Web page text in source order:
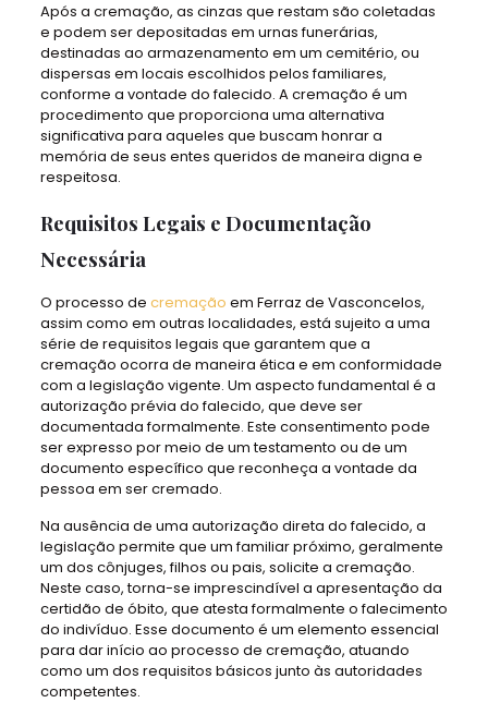
Após a cremação, as cinzas que restam são coletadas
e podem ser depositadas em urnas funerárias,
destinadas ao armazenamento em um cemitério, ou
dispersas em locais escolhidos pelos familiares,
conforme a vontade do falecido. A cremação é um
procedimento que proporciona uma alternativa
significativa para aqueles que buscam honrar a
memória de seus entes queridos de maneira digna e
respeitosa.
Requisitos Legais e Documentação
Necessária
O processo de cremação em Ferraz de Vasconcelos,
assim como em outras localidades, está sujeito a uma
série de requisitos legais que garantem que a
cremação ocorra de maneira ética e em conformidade
com a legislação vigente. Um aspecto fundamental é a
autorização prévia do falecido, que deve ser
documentada formalmente. Este consentimento pode
ser expresso por meio de um testamento ou de um
documento específico que reconheça a vontade da
pessoa em ser cremado.
Na ausência de uma autorização direta do falecido, a
legislação permite que um familiar próximo, geralmente
um dos cônjuges, filhos ou pais, solicite a cremação.
Neste caso, torna-se imprescindível a apresentação da
certidão de óbito, que atesta formalmente o falecimento
do indivíduo. Esse documento é um elemento essencial
para dar início ao processo de cremação, atuando
como um dos requisitos básicos junto às autoridades
competentes.